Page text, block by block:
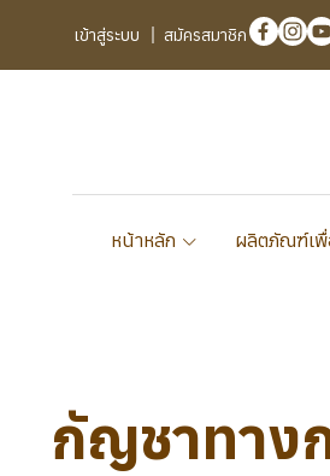
เข้าสู่ระบบ สมัครสมาชิก
หน้าหลัก ผลิตภัณฑ์เ
กัญชาทาง